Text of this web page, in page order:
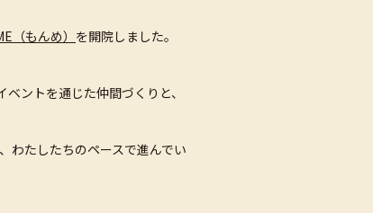
（もんめ） を開院しました。
ントを通じた仲間づくりと、
わたしたちのペースで進んでい